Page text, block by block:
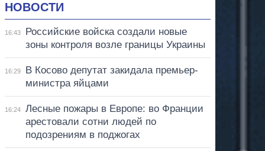
НОВОСТИ
16:43
Российские войска создали новые
зоны контроля возле границы Украины
16:29
В Косово депутат закидала премьер-
министра яйцами
16:24
Лесные пожары в Европе: во Франции
арестовали сотни людей по
подозрениям в поджогах